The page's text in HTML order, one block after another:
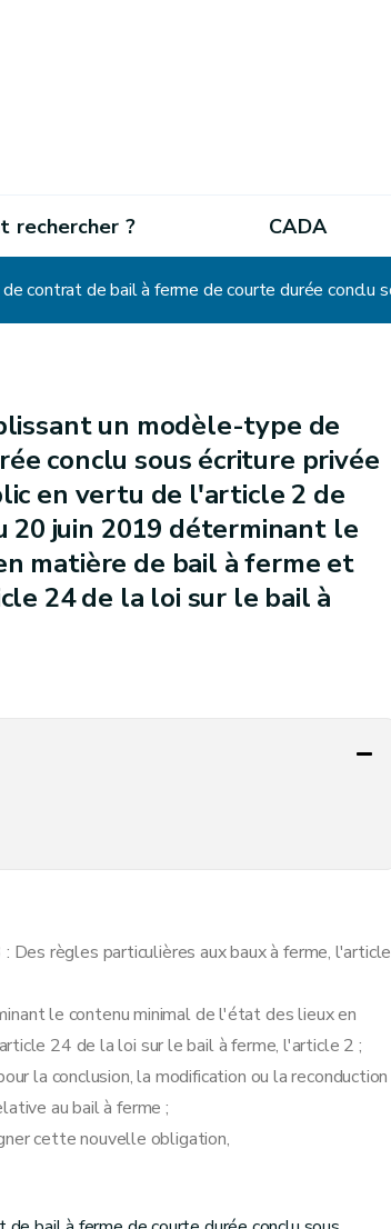
rechercher ? CADA
un modèle-type de
conclu sous écriture privée
en vertu de l'article 2 de
juin 2019 déterminant le
matière de bail à ferme et
24 de la loi sur le bail à
Des règles particulières aux baux à ferme, l'article
le contenu minimal de l'état des lieux en
24 de la loi sur le bail à ferme, l'article 2 ;
la conclusion, la modification ou la reconduction
au bail à ferme ;
cette nouvelle obligation,